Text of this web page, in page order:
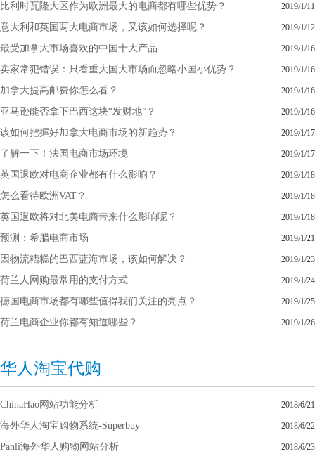
比利时瓦隆大区作为欧洲最大的电商都有哪些优势？ 2019/1/11
意大利和英国两大电商市场，又该如何选择呢？ 2019/1/12
最受加拿大市场喜欢的中国十大产品 2019/1/16
卖家常犯错误：只看重大国大市场而忽略小国小优势？ 2019/1/16
加拿大提高邮费你怎么看？ 2019/1/16
亚马逊能否拿下巴西这块“发财地”？ 2019/1/16
该如何把握好加拿大电商市场的新趋势？ 2019/1/17
了解一下！法国电商市场环境 2019/1/17
英国退欧对电商企业都有什么影响？ 2019/1/18
怎么看待欧洲VAT？ 2019/1/18
英国退欧将对北美电商带来什么影响呢？ 2019/1/18
预测：希腊电商市场 2019/1/21
因物流糟糕的巴西蓝海市场，该如何解决？ 2019/1/23
荷兰人网购最常用的支付方式 2019/1/24
德国电商市场都有哪些值得我们关注的亮点？ 2019/1/25
荷兰电商企业你都有知道哪些？ 2019/1/26
华人淘宝代购
ChinaHao网站功能分析 2018/6/21
海外华人淘宝购物系统-Superbuy 2018/6/22
Panli海外华人购物网站分析 2018/6/23